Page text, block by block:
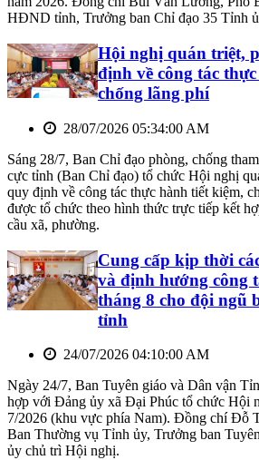
HĐND tỉnh, Trưởng ban Chỉ đạo 35 Tỉnh
Hội nghị quán triệt,
định về công tác
chống lãng phí
28/07/2026 05:34:00 AM
Sáng 28/7, Ban Chỉ đạo phòng, chống
cực tỉnh (Ban Chỉ đạo) tổ chức Hội nghị
quy định về công tác thực hành tiết kiệm,
được tổ chức theo hình thức trực tiếp kết
cầu xã, phường.
Cung cấp kịp thời
và định hướng công
tháng 8 cho đội ngũ
tỉnh
24/07/2026 04:10:00 AM
Ngày 24/7, Ban Tuyên giáo và Dân vận
hợp với Đảng ủy xã Đại Phúc tổ chức Hội
7/2026 (khu vực phía Nam). Đồng chí Đỗ
Ban Thường vụ Tỉnh ủy, Trưởng ban
ủy chủ trì Hội nghị.